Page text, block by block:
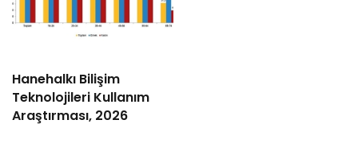
Hanehalkı Bilişim
Teknolojileri Kullanım
Araştırması, 2026